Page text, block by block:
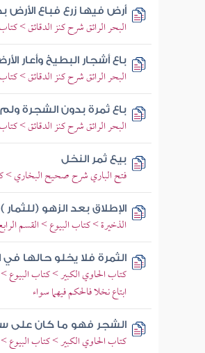
أرض فيها زرع فباع الأرض
البحر الرائق شرح كنز الدقائق >
باع أشجار البطيخ وأعار
البحر الرائق شرح كنز الدقائق >
باع ثمرة بدون الشجرة
البحر الرائق شرح كنز الدقائق >
بيع ثمر النخل
فتح الباري شرح صحيح البخاري >
الإطلاق بعد الزهو (للثمار )
الذخيرة > كتاب البيوع > القسم
الثمرة فلا يخلو حالها في
كتاب الحاوي الكبير > كتاب البيوع
ابتاع نخلا فالحكم فيهما سواء
الشجر فهو ما كان على
كتاب الحاوي الكبير > كتاب